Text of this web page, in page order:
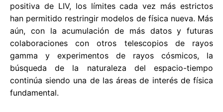
positiva de LIV, los límites cada vez más estrictos
han permitido restringir modelos de física nueva. Más
aún, con la acumulación de más datos y futuras
colaboraciones con otros telescopios de rayos
gamma y experimentos de rayos cósmicos, la
búsqueda de la naturaleza del espacio-tiempo
continúa siendo una de las áreas de interés de física
fundamental.